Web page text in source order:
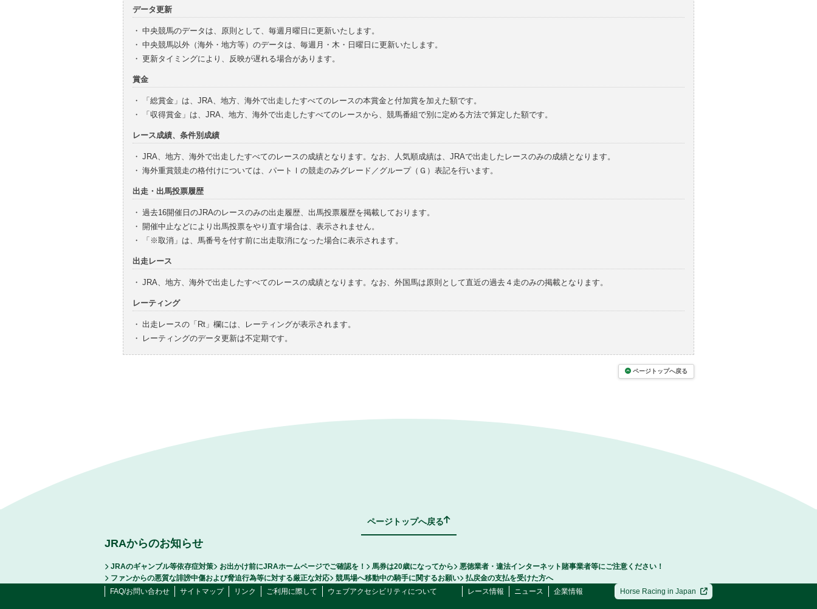
データ更新
・ 中央競馬のデータは、原則として、毎週月曜日に更新いたします。
・ 中央競馬以外（海外・地方等）のデータは、毎週月・木・日曜日に更新いたします。
・ 更新タイミングにより、反映が遅れる場合があります。
賞金
・
「総賞金」は、JRA、地方、海外で出走したすべてのレースの本賞金と付加賞を加えた額です。
・
「収得賞金」は、JRA、地方、海外で出走したすべてのレースから、競馬番組で別に定める方法で算定した額です。
レース成績、条件別成績
・ JRA、地方、海外で出走したすべてのレースの成績となります。なお、人気順成績は、JRAで出走したレースのみの成績となります。
・ 海外重賞競走の格付けについては、パートⅠの競走のみグレード／グループ（Ｇ）表記を行います。
出走・出馬投票履歴
・ 過去16開催日のJRAのレースのみの出走履歴、出馬投票履歴を掲載しております。
・ 開催中止などにより出馬投票をやり直す場合は、表示されません。
・
「※取消」は、馬番号を付す前に出走取消になった場合に表示されます。
出走レース
・ JRA、地方、海外で出走したすべてのレースの成績となります。なお、外国馬は原則として直近の過去４走のみの掲載となります。
レーティング
・ 出走レースの「Rt」欄には、レーティングが表示されます。
・
レーティングのデータ更新は不定期です。
ページトップへ戻る
ページトップへ戻る
JRAからのお知らせ
JRAのギャンブル等依存症対策 お出かけ前にJRAホームページでご確認を！ 馬券は20歳になってから
悪徳業者・違法インターネット賭事業者等にご注意ください！
ファンからの悪質な誹謗中傷および脅迫行為等に対する厳正な対応
競馬場へ移動中の騎手に関するお願い
払戻金の支払を受けた方へ
FAQ/お問い合わせ
サイトマップ リンク ご利用に際して ウェブアクセシビリティについて レース情報 ニュース 企業情報 Horse Racing in Japan